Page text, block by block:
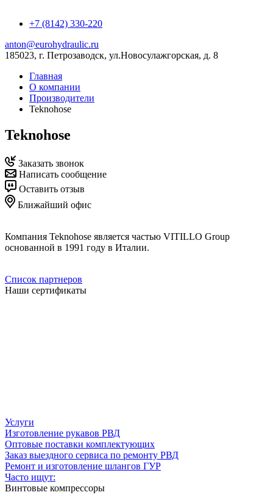
+7 (8142) 330-220
anton@eurohydraulic.ru
185023, г. Петрозаводск, ул.Новосулажгорская, д. 8
Главная
О компании
Производители
Teknohose
Teknohose
Заказать звонок
Написать сообщение
Оставить отзыв
Ближайший офис
Компания Teknohose является частью VITILLO Group
основанной в 1991 году в Италии.
Список партнеров
Наши сертификаты
Услуги
Изготовление рукавов РВД
Оптовые поставки комплектующих
Заказ выездного сервиса по ремонту РВД
Ремонт и изготовление шлангов ГУР
Часто ищут:
Винтовые компрессоры